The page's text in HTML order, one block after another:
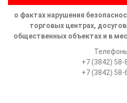
о фактах нарушения
торговых центрах,
общественных объектах и в
+7 (3842) 58-
+7 (3842) 58-